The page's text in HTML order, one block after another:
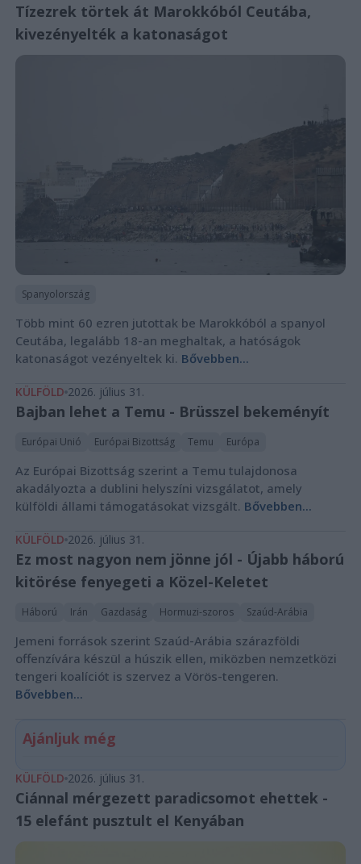
Tízezrek törtek át Marokkóból Ceutába,
kivezényelték a katonaságot
Spanyolország
Több mint 60 ezren jutottak be Marokkóból a spanyol
Ceutába, legalább 18-an meghaltak, a hatóságok
katonaságot vezényeltek ki. Bővebben...
KÜLFÖLD 2026. július 31.
Bajban lehet a Temu - Brüsszel bekeményít
Európai Unió Európai Bizottság Temu Európa
Az Európai Bizottság szerint a Temu tulajdonosa
akadályozta a dublini helyszíni vizsgálatot, amely
külföldi állami támogatásokat vizsgált. Bővebben...
KÜLFÖLD 2026. július 31.
Ez most nagyon nem jönne jól - Újabb háború
kitörése fenyegeti a Közel-Keletet
Háború Irán Gazdaság Hormuzi-szoros Szaúd-Arábia
Jemeni források szerint Szaúd-Arábia szárazföldi
offenzívára készül a húszik ellen, miközben nemzetközi
tengeri koalíciót is szervez a Vörös-tengeren.
Bővebben...
Ajánljuk még
KÜLFÖLD 2026. július 31.
Ciánnal mérgezett paradicsomot ehettek -
15 elefánt pusztult el Kenyában